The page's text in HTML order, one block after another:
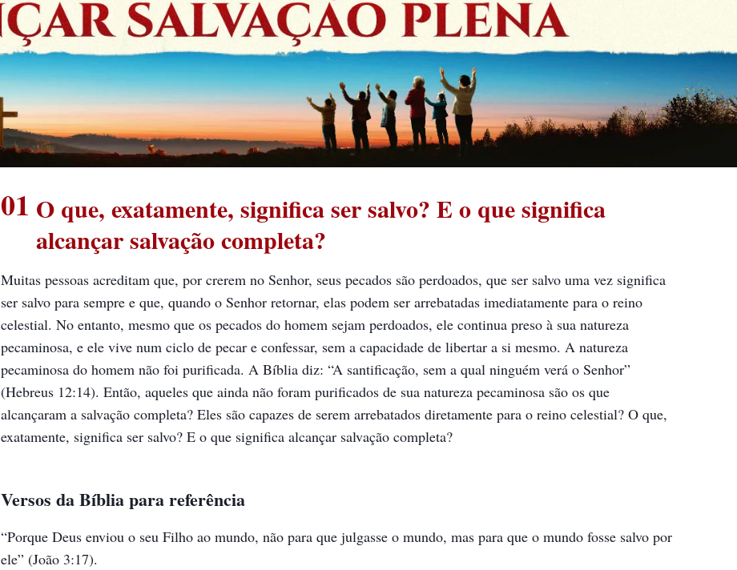
01 O que, exatamente, significa ser salvo? E o que significa
alcançar salvação completa?
Muitas pessoas acreditam que, por crerem no Senhor, seus pecados são perdoados, que ser salvo uma vez significa
ser salvo para sempre e que, quando o Senhor retornar, elas podem ser arrebatadas imediatamente para o reino
celestial. No entanto, mesmo que os pecados do homem sejam perdoados, ele continua preso à sua natureza
pecaminosa, e ele vive num ciclo de pecar e confessar, sem a capacidade de libertar a si mesmo. A natureza
pecaminosa do homem não foi purificada. A Bíblia diz: “A santificação, sem a qual ninguém verá o Senhor”
(Hebreus 12:14). Então, aqueles que ainda não foram purificados de sua natureza pecaminosa são os que
alcançaram a salvação completa? Eles são capazes de serem arrebatados diretamente para o reino celestial? O que,
exatamente, significa ser salvo? E o que significa alcançar salvação completa?
Versos da Bíblia para referência
“Porque Deus enviou o seu Filho ao mundo, não para que julgasse o mundo, mas para que o mundo fosse salvo por
ele” (João 3:17).